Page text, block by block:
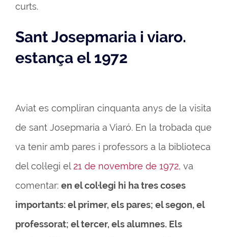
curts.
Sant Josepmaria i viaro.
estança el 1972
Aviat es compliran cinquanta anys de la visita
de sant Josepmaria a Viaró. En la trobada que
va tenir amb pares i professors a la biblioteca
del col·legi el 21 de novembre de 1972, va
comentar: en el col·legi hi ha tres coses
importants: el primer, els pares; el segon, el
professorat; el tercer, els alumnes. Els